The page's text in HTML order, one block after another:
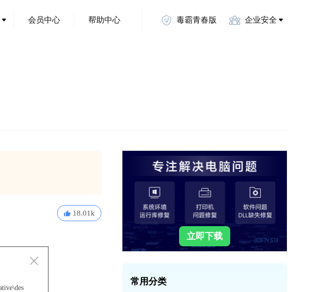
会员中心 帮助中心 毒霸青春版 企业安全
18.01k
立即下载
常用分类